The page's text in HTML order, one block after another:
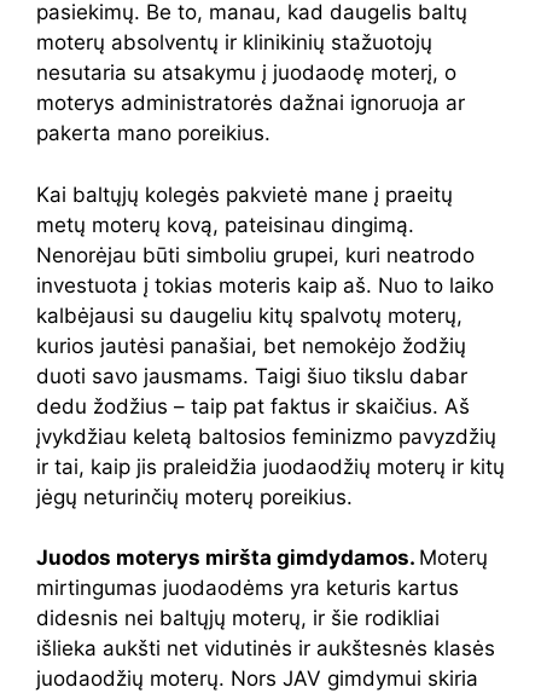
pasiekimų. Be to, manau, kad daugelis baltų
moterų absolventų ir klinikinių stažuotojų
nesutaria su atsakymu į juodaodę moterį, o
moterys administratorės dažnai ignoruoja ar
pakerta mano poreikius.
Kai baltųjų kolegės pakvietė mane į praeitų
metų moterų kovą, pateisinau dingimą.
Nenorėjau būti simboliu grupei, kuri neatrodo
investuota į tokias moteris kaip aš. Nuo to laiko
kalbėjausi su daugeliu kitų spalvotų moterų,
kurios jautėsi panašiai, bet nemokėjo žodžių
duoti savo jausmams. Taigi šiuo tikslu dabar
dedu žodžius – taip pat faktus ir skaičius. Aš
įvykdžiau keletą baltosios feminizmo pavyzdžių
ir tai, kaip jis praleidžia juodaodžių moterų ir kitų
jėgų neturinčių moterų poreikius.
Juodos moterys miršta gimdydamos. Moterų
mirtingumas juodaodėms yra keturis kartus
didesnis nei baltųjų moterų, ir šie rodikliai
išlieka aukšti net vidutinės ir aukštesnės klasės
juodaodžių moterų. Nors JAV gimdymui skiria